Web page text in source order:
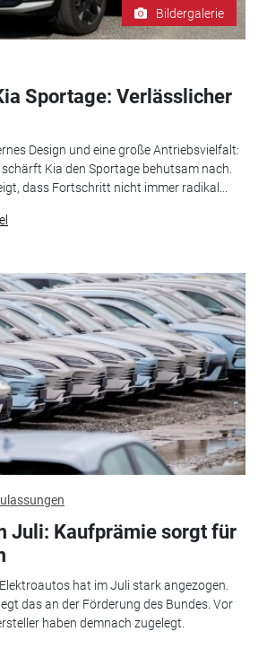
Bildergalerie
Sportage: Verlässlicher
Design und eine große Antriebsvielfalt:
Kia den Sportage behutsam nach.
dass Fortschritt nicht immer radikal...
Juli: Kaufprämie sorgt für
hat im Juli stark angezogen.
das an der Förderung des Bundes. Vor
haben demnach zugelegt.